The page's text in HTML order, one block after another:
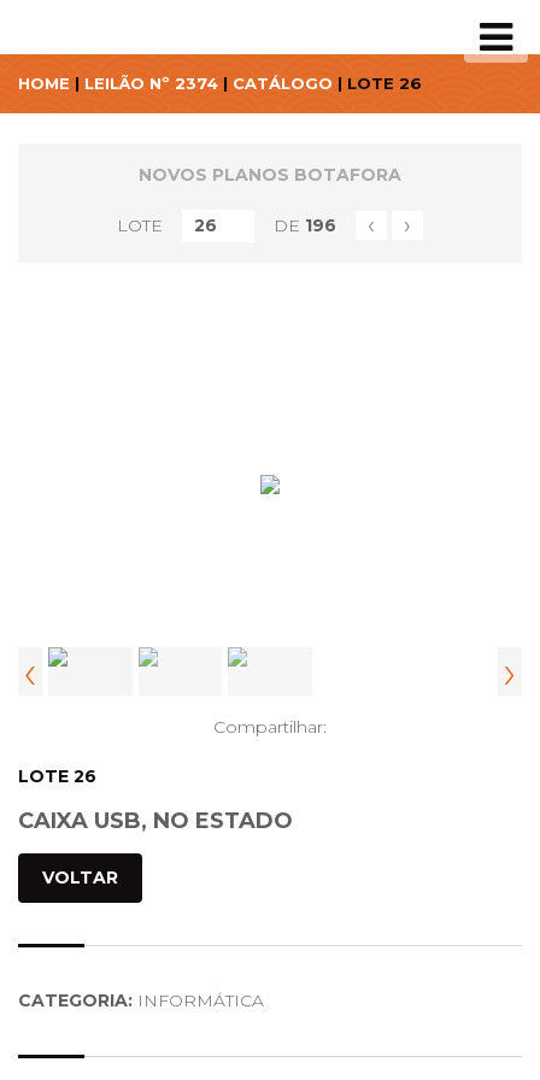
HOME | LEILÃO Nº 2374 | CATÁLOGO | LOTE 26
NOVOS PLANOS BOTAFORA
LOTE DE 196 ‹ ›
‹ ›
Compartilhar:
LOTE 26
CAIXA USB, NO ESTADO
VOLTAR
CATEGORIA: INFORMÁTICA